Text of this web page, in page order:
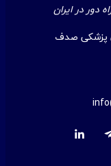
دور در ایران
پزشکی صدف